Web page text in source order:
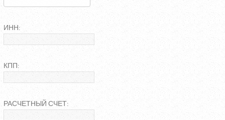
ИНН:
КПП:
РАСЧЕТНЫЙ СЧЕТ: